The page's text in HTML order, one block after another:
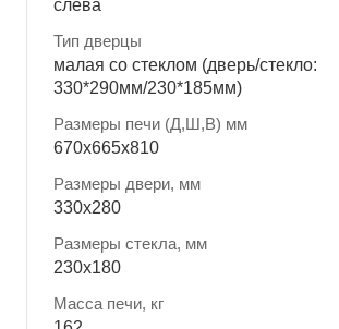
слева
Тип дверцы
малая со стеклом (дверь/стекло:
330*290мм/230*185мм)
Размеры печи (Д,Ш,В) мм
670x665x810
Размеры двери, мм
330x280
Размеры стекла, мм
230x180
Масса печи, кг